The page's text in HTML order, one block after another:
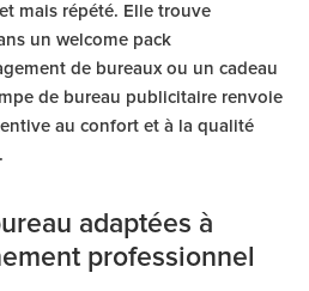
mais répété. Elle trouve
un welcome pack
de bureaux ou un cadeau
de bureau publicitaire renvoie
au confort et à la qualité
adaptées à
professionnel